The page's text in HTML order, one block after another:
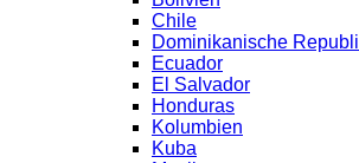
Chile
Dominikanische
Ecuador
El Salvador
Honduras
Kolumbien
Kuba